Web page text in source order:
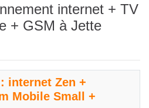
internet + TV
+ GSM à Jette
internet Zen +
Mobile Small +